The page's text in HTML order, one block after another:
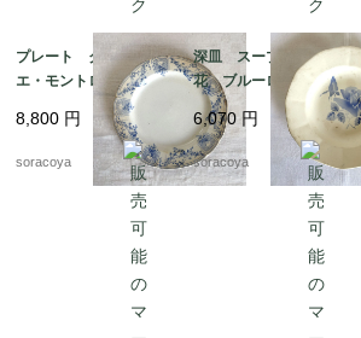
プレート クレイユ・
エ・モントロー 平皿 蔦
レリーフ デザート
19twm84-1
8,800 円
soracoya
深皿 スープ皿 青
花 ブルーローズ ス
テンシル柄 ディゴワ
ン サルグミンヌ 19t
wm70-3
6,070円
soracoya